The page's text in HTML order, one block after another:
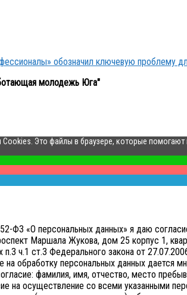
обозначил ключевую проблему
молодежь Юга"
Это файлы в браузере, которые
ФЗ «О персональных данных» я даю
Маршала Жукова, дом 25 корпус 1,
ч.1 ст.3 Федерального закона от
на обработку персональных данных
фамилия, имя, отчество, место
на осуществление со всеми указанными